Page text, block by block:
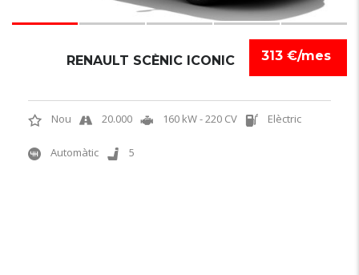
313 €/mes
RENAULT SCÈNIC ICONIC
Nou 20.000 160 kW - 220 CV Elèctric
Automàtic 5